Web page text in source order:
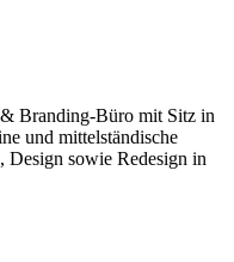
Branding-Büro mit Sitz in
und mittelständische
Design sowie Redesign in